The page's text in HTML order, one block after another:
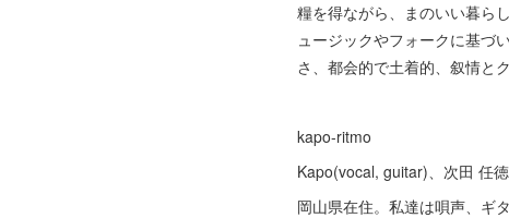
糧を得ながら、まのいい暮ら
ュージックやフォークに基づ
さ、都会的で土着的、叙情と
kapo-ritmo
Kapo(vocal, guitar)、次田 任
岡山県在住。私達は唄声、ギ